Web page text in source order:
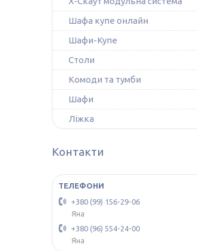
Шафа купе онлайн
Шафи-Купе
Столи
Комоди та тумби
Шафи
Ліжка
Контакти
+380 (99) 156-29-06
Яна
+380 (96) 554-24-00
Яна